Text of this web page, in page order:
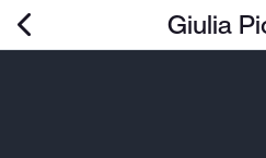
Giulia